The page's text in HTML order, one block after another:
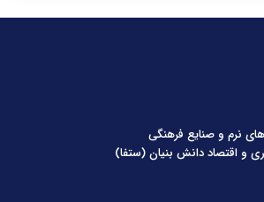
نرم و صنایع فرهنگی
و اقتصاد دانش بنیان (ستفا)